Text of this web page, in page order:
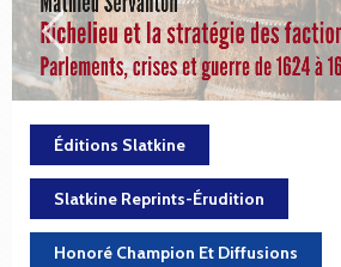
Éditions Slatkine
Slatkine Reprints-Érudition
Honoré Champion Et Diffusions